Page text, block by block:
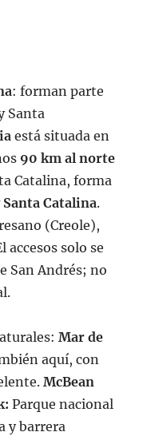
: forman parte
Santa
está situada en
90 km al norte
Catalina, forma
Catalina.
(Creole),
accesos solo se
San Andrés; no
Mar de
aquí, con
McBean
Parque nacional
y barrera